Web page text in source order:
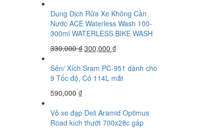
Dung Dịch Rửa Xe Không Cần
Nước ACE Waterless Wash 100-
300ml WATERLESS BIKE WASH
330,000₫ 300,000 ₫
Sên/ Xích Sram PC-951 dành cho
9 Tốc độ, Có 114L mắt
590,000 ₫
Vỏ xe đạp Deli Aramid Optimus
Road kích thướt 700x28c gấp